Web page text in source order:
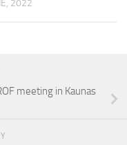
2022
meeting in Kaunas